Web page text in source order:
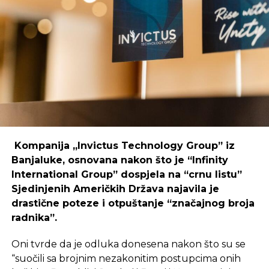
SLIČNE TEME:
SLEDEĆI
Poslije krušaka otkup i drugog voća
Ostaje zabrana izvoza voća i povrća u Rusiju
Primjer mostarskog CodeHuba pokazuje da
coworking prostori mogu uspješno djelovati i u
regijama koje nisu urbani centri, ali zahtijeva
podršku i ulaganja koja će omogućiti dugoročnu
održivost ovakvih inicijativa.
Ulaganje u coworking prostor u Čapljini moglo bi
postati ključan korak prema stvaranju napredne
poslovne klime, privlačenju novih profesionalaca te
nove projekte i lokalnu ekonomiju.
Kompanija „Invictus Technology Group” iz
Banjaluke, osnovana nakon što je “Infinity
International Group” dospjela na “crnu listu”
Sjedinjenih Američkih Država najavila je
drastične poteze i otpuštanje “značajnog broja
radnika”.
Oni tvrde da je odluka donesena nakon što su se
“suočili sa brojnim nezakonitim postupcima onih